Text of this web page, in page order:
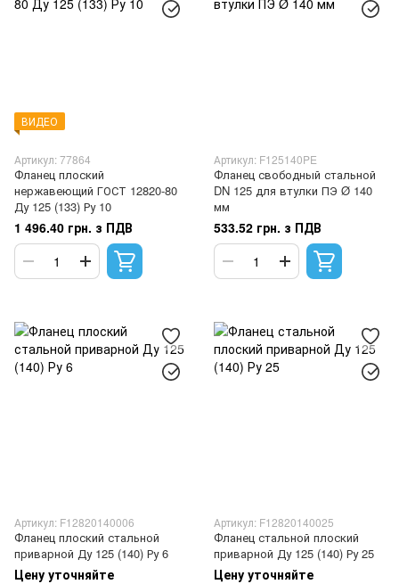
ВИДЕО
Артикул: 77864
Фланец плоский
нержавеющий ГОСТ 12820-80
Ду 125 (133) Ру 10
1 496.40 грн. з ПДВ
Артикул: F125140PE
Фланец свободный стальной
DN 125 для втулки ПЭ Ø 140
мм
533.52 грн. з ПДВ
Артикул: F12820140006
Фланец плоский стальной
приварной Ду 125 (140) Ру 6
Цену уточняйте
Артикул: F12820140025
Фланец стальной плоский
приварной Ду 125 (140) Ру 25
Цену уточняйте